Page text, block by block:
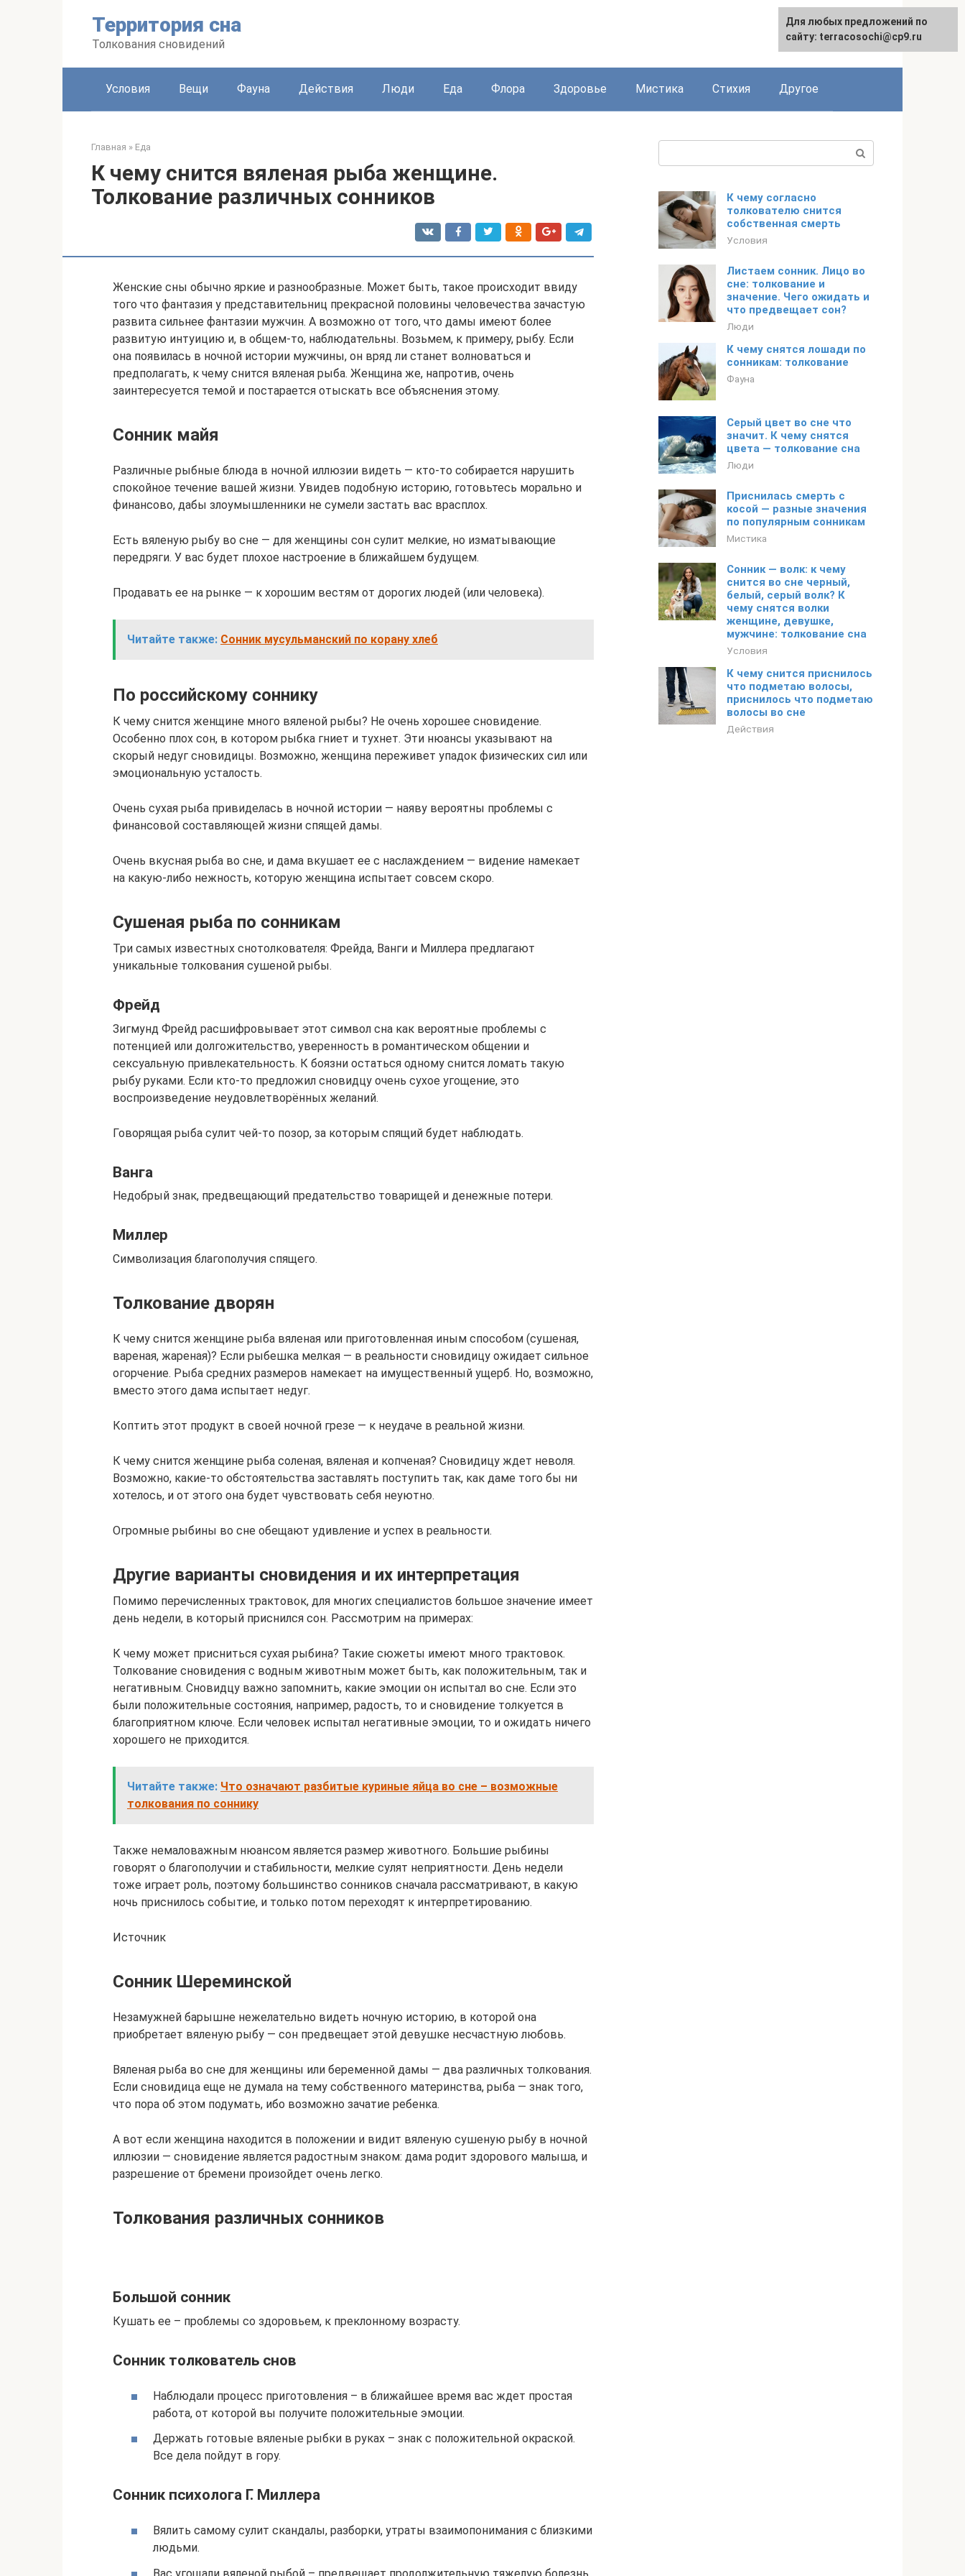
Территория сна
Толкования сновидений
Условия Вещи Фауна Действия Люди Еда Флора Здоровье Мистика Стихия Другое
Главная » Еда
К чему снится вяленая рыба женщине.
Толкование различных сонников
Женские сны обычно яркие и разнообразные. Может быть, такое происходит ввиду
того что фантазия у представительниц прекрасной половины человечества зачастую
развита сильнее фантазии мужчин. А возможно от того, что дамы имеют более
развитую интуицию и, в общем-то, наблюдательны. Возьмем, к примеру, рыбу. Если
она появилась в ночной истории мужчины, он вряд ли станет волноваться и
предполагать, к чему снится вяленая рыба. Женщина же, напротив, очень
заинтересуется темой и постарается отыскать все объяснения этому.
Сонник майя
Различные рыбные блюда в ночной иллюзии видеть — кто-то собирается нарушить
спокойное течение вашей жизни. Увидев подобную историю, готовьтесь морально и
финансово, дабы злоумышленники не сумели застать вас врасплох.
Есть вяленую рыбу во сне — для женщины сон сулит мелкие, но изматывающие
передряги. У вас будет плохое настроение в ближайшем будущем.
Продавать ее на рынке — к хорошим вестям от дорогих людей (или человека).
Читайте также: Сонник мусульманский по корану хлеб
По российскому соннику
К чему снится женщине много вяленой рыбы? Не очень хорошее сновидение.
Особенно плох сон, в котором рыбка гниет и тухнет. Эти нюансы указывают на
скорый недуг сновидицы. Возможно, женщина переживет упадок физических сил или
эмоциональную усталость.
Очень сухая рыба привиделась в ночной истории — наяву вероятны проблемы с
финансовой составляющей жизни спящей дамы.
Очень вкусная рыба во сне, и дама вкушает ее с наслаждением — видение намекает
на какую-либо нежность, которую женщина испытает совсем скоро.
Сушеная рыба по сонникам
Три самых известных снотолкователя: Фрейда, Ванги и Миллера предлагают
уникальные толкования сушеной рыбы.
Фрейд
Зигмунд Фрейд расшифровывает этот символ сна как вероятные проблемы с
потенцией или долгожительство, уверенность в романтическом общении и
сексуальную привлекательность. К боязни остаться одному снится ломать такую
рыбу руками. Если кто-то предложил сновидцу очень сухое угощение, это
воспроизведение неудовлетворённых желаний.
Говорящая рыба сулит чей-то позор, за которым спящий будет наблюдать.
Ванга
Недобрый знак, предвещающий предательство товарищей и денежные потери.
Миллер
Символизация благополучия спящего.
Толкование дворян
К чему снится женщине рыба вяленая или приготовленная иным способом (сушеная,
вареная, жареная)? Если рыбешка мелкая — в реальности сновидицу ожидает сильное
огорчение. Рыба средних размеров намекает на имущественный ущерб. Но, возможно,
вместо этого дама испытает недуг.
Коптить этот продукт в своей ночной грезе — к неудаче в реальной жизни.
К чему снится женщине рыба соленая, вяленая и копченая? Сновидицу ждет неволя.
Возможно, какие-то обстоятельства заставлять поступить так, как даме того бы ни
хотелось, и от этого она будет чувствовать себя неуютно.
Огромные рыбины во сне обещают удивление и успех в реальности.
Другие варианты сновидения и их интерпретация
Помимо перечисленных трактовок, для многих специалистов большое значение имеет
день недели, в который приснился сон. Рассмотрим на примерах:
К чему может присниться сухая рыбина? Такие сюжеты имеют много трактовок.
Толкование сновидения с водным животным может быть, как положительным, так и
негативным. Сновидцу важно запомнить, какие эмоции он испытал во сне. Если это
были положительные состояния, например, радость, то и сновидение толкуется в
благоприятном ключе. Если человек испытал негативные эмоции, то и ожидать ничего
хорошего не приходится.
Читайте также: Что означают разбитые куриные яйца во сне – возможные
толкования по соннику
Также немаловажным нюансом является размер животного. Большие рыбины
говорят о благополучии и стабильности, мелкие сулят неприятности. День недели
тоже играет роль, поэтому большинство сонников сначала рассматривают, в какую
ночь приснилось событие, и только потом переходят к интерпретированию.
Источник
Сонник Шереминской
Незамужней барышне нежелательно видеть ночную историю, в которой она
приобретает вяленую рыбу — сон предвещает этой девушке несчастную любовь.
Вяленая рыба во сне для женщины или беременной дамы — два различных толкования.
Если сновидица еще не думала на тему собственного материнства, рыба — знак того,
что пора об этом подумать, ибо возможно зачатие ребенка.
А вот если женщина находится в положении и видит вяленую сушеную рыбу в ночной
иллюзии — сновидение является радостным знаком: дама родит здорового малыша, и
разрешение от бремени произойдет очень легко.
Толкования различных сонников
Большой сонник
Кушать ее – проблемы со здоровьем, к преклонному возрасту.
Сонник толкователь снов
Наблюдали процесс приготовления – в ближайшее время вас ждет простая
работа, от которой вы получите положительные эмоции.
Держать готовые вяленые рыбки в руках – знак с положительной окраской.
Все дела пойдут в гору.
Сонник психолога Г. Миллера
Вялить самому сулит скандалы, разборки, утраты взаимопонимания с близкими
людьми.
Вас угощали вяленой рыбой – предвещает продолжительную тяжелую болезнь.
К чему согласно
толкователю снится
собственная смерть
Условия
Листаем сонник. Лицо во
сне: толкование и
значение. Чего ожидать и
что предвещает сон?
Люди
К чему снятся лошади по
сонникам: толкование
Фауна
Серый цвет во сне что
значит. К чему снятся
цвета — толкование сна
Люди
Приснилась смерть с
косой — разные значения
по популярным сонникам
Мистика
Сонник — волк: к чему
снится во сне черный,
белый, серый волк? К
чему снятся волки
женщине, девушке,
мужчине: толкование сна
Условия
К чему снится приснилось
что подметаю волосы,
приснилось что подметаю
волосы во сне
Действия
Для любых предложений по
сайту: terracosochi@cp9.ru